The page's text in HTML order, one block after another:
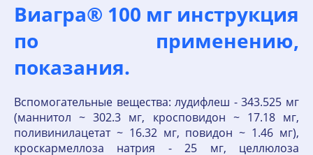
Виагра® 100 мг инструкция
по применению,
показания.
Вспомогательные вещества: лудифлеш - 343.525 мг
(маннитол ~ 302.3 мг, кросповидон ~ 17.18 мг,
поливинилацетат ~ 16.32 мг, повидон ~ 1.46 мг),
кроскармеллоза натрия - 25 мг, целлюлоза